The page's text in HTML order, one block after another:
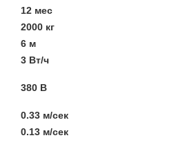
12 мес
2000 кг
6 м
3 Вт/ч
380 В
0.33 м/сек
0.13 м/сек